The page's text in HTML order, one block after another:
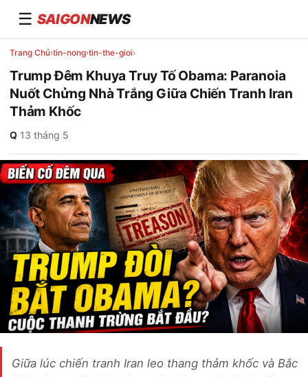
☰ SAIGONNEWS
Trang Chủ›tin-nong›tin-the-gioi›
Trump Đêm Khuya Truy Tố Obama: Paranoia
Nuốt Chửng Nhà Trắng Giữa Chiến Tranh Iran
Thảm Khốc
Q·13 tháng 5
Giữa lúc chiến tranh Iran leo thang thảm khốc và Bắc